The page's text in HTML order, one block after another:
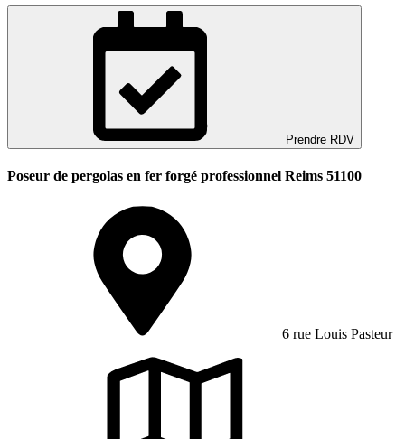
Prendre RDV
Poseur de pergolas en fer forgé professionnel Reims 51100
6 rue Louis Pasteur